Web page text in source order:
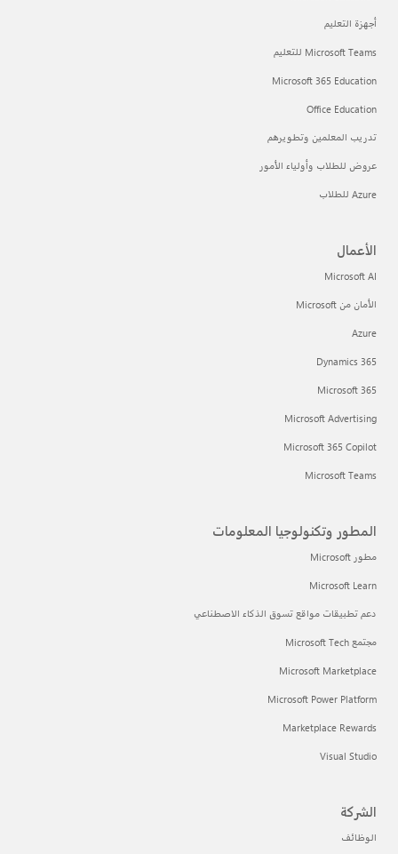
أجهزة التعليم
Microsoft Teams للتعليم
Microsoft 365 Education
Office Education
تدريب المعلمين وتطويرهم
عروض للطلاب وأولياء الأمور
Azure للطلاب
الأعمال
Microsoft AI
الأمان من Microsoft
Azure
Dynamics 365
Microsoft 365
Microsoft Advertising
Microsoft 365 Copilot
Microsoft Teams
المطور وتكنولوجيا المعلومات
مطور Microsoft
Microsoft Learn
دعم تطبيقات مواقع تسوق الذكاء الاصطناعي
مجتمع Microsoft Tech
Microsoft Marketplace
Microsoft Power Platform
Marketplace Rewards
Visual Studio
الشركة
الوظائف